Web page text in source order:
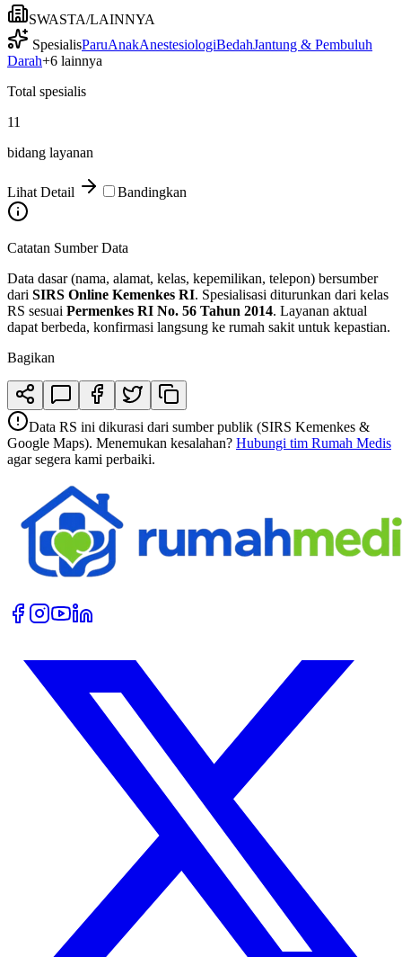
SWASTA/LAINNYA
SpesialisParuAnakAnestesiologiBedahJantung & Pembuluh
Darah+6 lainnya
Total spesialis
11
bidang layanan
Lihat Detail Bandingkan
Catatan Sumber Data
Data dasar (nama, alamat, kelas, kepemilikan, telepon) bersumber
dari SIRS Online Kemenkes RI. Spesialisasi diturunkan dari kelas
RS sesuai Permenkes RI No. 56 Tahun 2014. Layanan aktual
dapat berbeda, konfirmasi langsung ke rumah sakit untuk kepastian.
Bagikan
Data RS ini dikurasi dari sumber publik (SIRS Kemenkes &
Google Maps). Menemukan kesalahan? Hubungi tim Rumah Medis
agar segera kami perbaiki.